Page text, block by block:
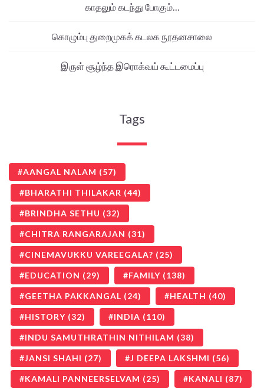
காதலும் கடந்து போகும்…
கொழும்பு துறைமுகக் கடலக நூதனசாலை
இருள் சூழ்ந்த இரொக்வய் கூட்டமைப்பு
Tags
AANGAL NALAM (57)
BHARATHI THILAKAR (44)
BRINDHA SETHU (32)
CHITRA RANGARAJAN (31)
CINEMAVUKKU VAREEGALA? (25)
EDUCATION (29) FAMILY (138)
GEETHA PAKKANGAL (24) HEALTH (40)
HISTORY (32) INDIA (110)
INDU SAMUTHRATHIN NITHILAM (38)
JANSI SHAHI (27) J DEEPA LAKSHMI (56)
KAMALI PANNEERSELVAM (25) KANALI (87)